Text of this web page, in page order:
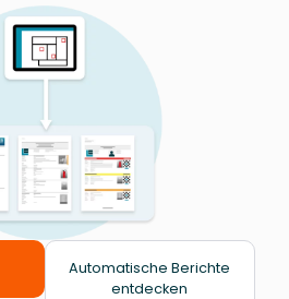
Automatische Berichte
entdecken